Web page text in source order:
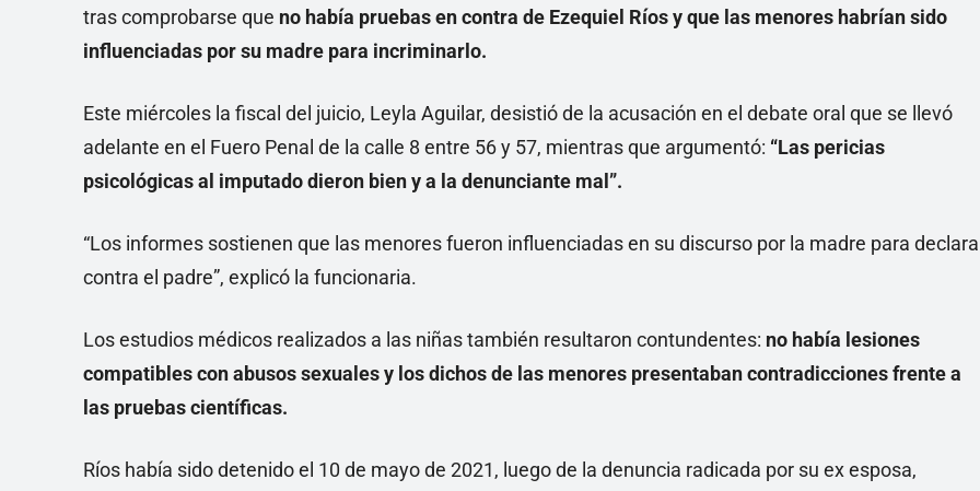
tras comprobarse que no había pruebas en contra de Ezequiel Ríos y que las menores habrían sido
influenciadas por su madre para incriminarlo.
Este miércoles la fiscal del juicio, Leyla Aguilar, desistió de la acusación en el debate oral que se llevó
adelante en el Fuero Penal de la calle 8 entre 56 y 57, mientras que argumentó: “Las pericias
psicológicas al imputado dieron bien y a la denunciante mal”.
“Los informes sostienen que las menores fueron influenciadas en su discurso por la madre para
contra el padre”, explicó la funcionaria.
Los estudios médicos realizados a las niñas también resultaron contundentes: no había lesiones
compatibles con abusos sexuales y los dichos de las menores presentaban contradicciones frente a
las pruebas científicas.
Ríos había sido detenido el 10 de mayo de 2021, luego de la denuncia radicada por su ex esposa,